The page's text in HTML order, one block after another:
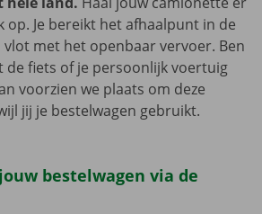
op. Je bereikt het afhaalpunt in de
vlot met het openbaar vervoer. Ben
de fiets of je persoonlijk voertuig
voorzien we plaats om deze
jij je bestelwagen gebruikt.
bestelwagen via de